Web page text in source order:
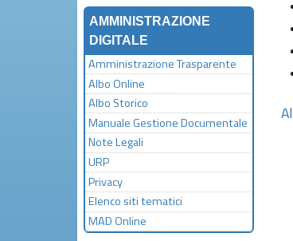
AMMINISTRAZIONE
DIGITALE
Amministrazione Trasparente
Albo Online
Albo Storico
Manuale Gestione Documentale
Note Legali
URP
Privacy
Elenco siti tematici
MAD Online